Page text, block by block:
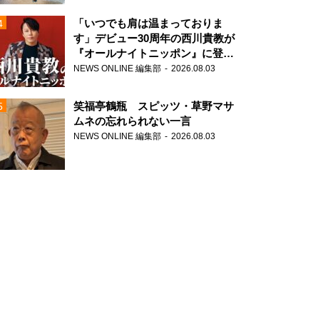
「いつでも肩は温まっておりま
す」デビュー30周年の西川貴教が
『オールナイトニッポン』に登
場！
NEWS ONLINE 編集部 2026.08.03
笑福亭鶴瓶 スピッツ・草野マサ
ムネの忘れられない一言
NEWS ONLINE 編集部 2026.08.03